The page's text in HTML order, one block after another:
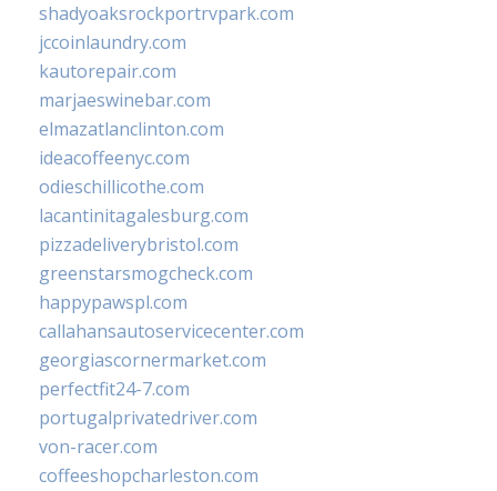
shadyoaksrockportrvpark.com
jccoinlaundry.com
kautorepair.com
marjaeswinebar.com
elmazatlanclinton.com
ideacoffeenyc.com
odieschillicothe.com
lacantinitagalesburg.com
pizzadeliverybristol.com
greenstarsmogcheck.com
happypawspl.com
callahansautoservicecenter.com
georgiascornermarket.com
perfectfit24-7.com
portugalprivatedriver.com
von-racer.com
coffeeshopcharleston.com